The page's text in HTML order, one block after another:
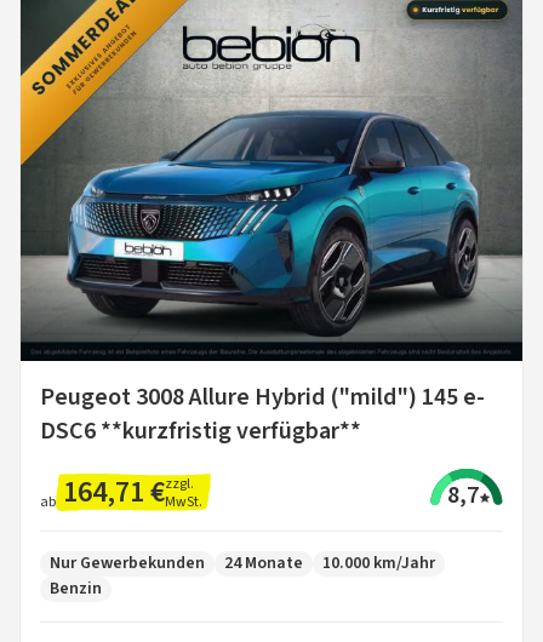
Peugeot 3008 Allure Hybrid ("mild") 145 e-
DSC6 **kurzfristig verfügbar**
ab 164,71 €zzgl.
MwSt.
8,7
Nur Gewerbekunden 24 Monate
10.000 km/Jahr
Benzin